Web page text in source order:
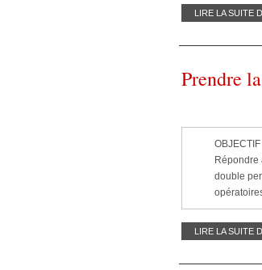
LIRE LA SUITE
Prendre
OBJECTIF
double
LIRE LA SUITE